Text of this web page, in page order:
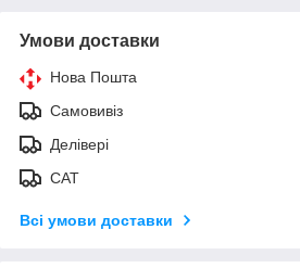
Умови доставки
Нова Пошта
Самовивіз
Делівері
САТ
Всі умови доставки